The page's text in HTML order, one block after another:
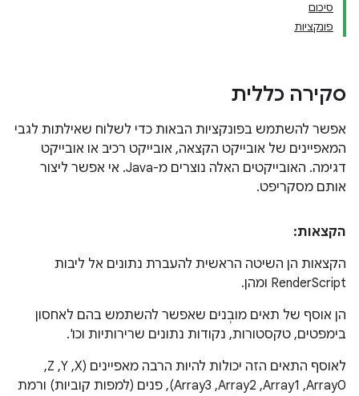
סיכום
פונקציות
סקירה כללית
אפשר להשתמש בפונקציות הבאות כדי לשלוח שאילתות לגבי
המאפיינים של אובייקט הקצאה, אובייקט רכיב או אובייקט
דגימה. האובייקטים האלה נוצרים מ-Java. אי אפשר ליצור
אותם מסקריפט.
הקצאות:
הקצאות הן השיטה הראשית להעברת נתונים אל ליבות
RenderScript ומהן.
הן אוסף של תאים מובְנים שאפשר להשתמש בהם לאחסון
בימפטים, טקסטורות, נקודות נתונים שרירותיות וכו'.
לאוסף התאים הזה יכולות להיות הרבה מאפיינים (X,‏ Y,‏ Z,‏
Array0,‏ Array1,‏ Array2,‏ Array3), פנים (למפות קוביות) ורמת